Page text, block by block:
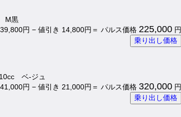
M黒
円 − 値引き 14,800円＝ パルス価格 225,000 円
乗り出し価格
ベ-ジュ
円 − 値引き 21,000円＝ パルス価格 320,000 円
乗り出し価格